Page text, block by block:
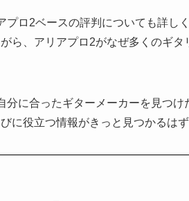
ロ2ベースの評判についても詳し
ら、アリアプロ2がなぜ多くのギ
に合ったギターメーカーを見つ
に役立つ情報がきっと見つかるはず